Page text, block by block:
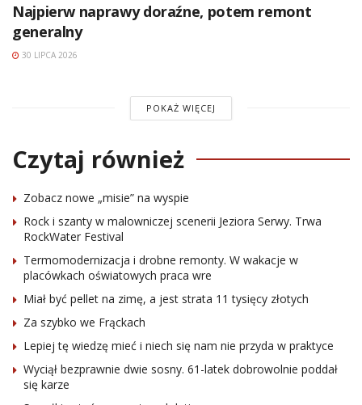
Najpierw naprawy doraźne, potem remont
generalny
30 LIPCA 2026
POKAŻ WIĘCEJ
Czytaj również
Zobacz nowe „misie” na wyspie
Rock i szanty w malowniczej scenerii Jeziora Serwy. Trwa
RockWater Festival
Termomodernizacja i drobne remonty. W wakacje w
placówkach oświatowych praca wre
Miał być pellet na zimę, a jest strata 11 tysięcy złotych
Za szybko we Frąckach
Lepiej tę wiedzę mieć i niech się nam nie przyda w praktyce
Wyciął bezprawnie dwie sosny. 61-latek dobrowolnie poddał
się karze